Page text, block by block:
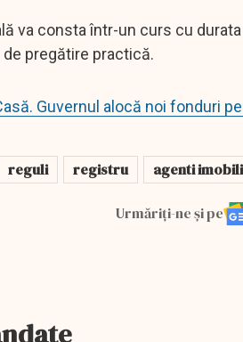
va consta într-un curs cu
pregătire practică.
Guvernul alocă noi fonduri
reguli registru agenti
Urmăriți-ne și pe